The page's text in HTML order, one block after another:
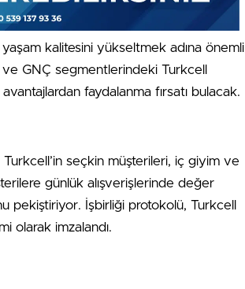
kalitesini yükseltmek adına önemli
ve GNÇ segmentlerindeki Turkcell
faydalanma fırsatı bulacak.
seçkin müşterileri, iç giyim ve
günlük alışverişlerinde değer
pekiştiriyor. İşbirliği protokolü, Turkcell
olarak imzalandı.